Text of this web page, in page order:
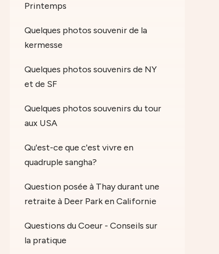
Printemps
Quelques photos souvenir de la
kermesse
Quelques photos souvenirs de NY
et de SF
Quelques photos souvenirs du tour
aux USA
Qu'est-ce que c'est vivre en
quadruple sangha?
Question posée à Thay durant une
retraite à Deer Park en Californie
Questions du Coeur - Conseils sur
la pratique